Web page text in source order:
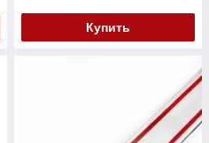
Купить